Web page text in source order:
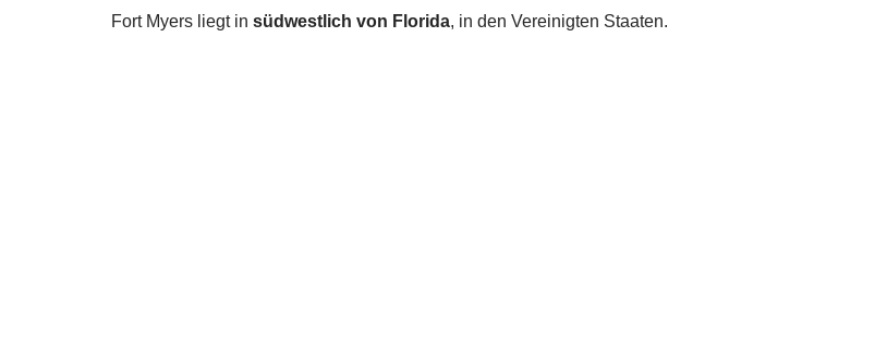
Fort Myers liegt in südwestlich von Florida, in den Vereinigten Staaten.